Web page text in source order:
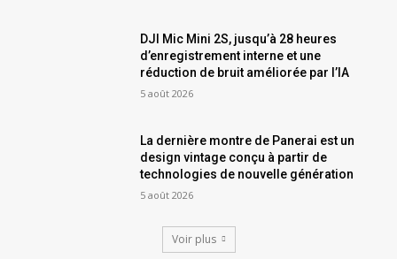
DJI Mic Mini 2S, jusqu’à 28 heures
d’enregistrement interne et une
réduction de bruit améliorée par l’IA
5 août 2026
La dernière montre de Panerai est un
design vintage conçu à partir de
technologies de nouvelle génération
5 août 2026
Voir plus